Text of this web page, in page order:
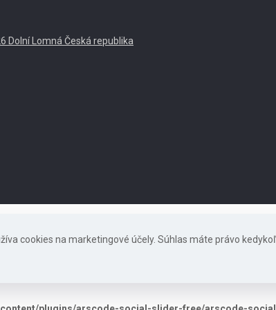
Dolní Lomná Česká republika
cookies na marketingové účely. Súhlas máte právo